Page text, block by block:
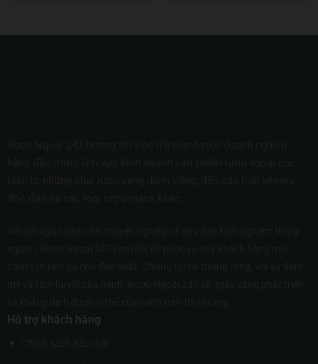
Hỗ trợ khách hàng